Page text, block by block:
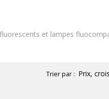
et lampes
Trier par : Prix,